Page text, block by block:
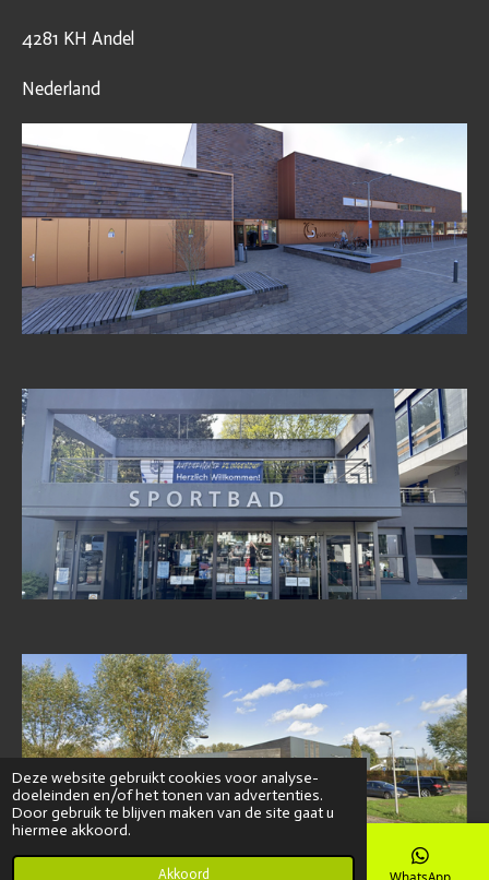
Deze website gebruikt cookies voor analyse-
doeleinden en/of het tonen van advertenties.
Door gebruik te blijven maken van de site gaat u
hiermee akkoord.
Akkoord
4281 KH Andel
Nederland